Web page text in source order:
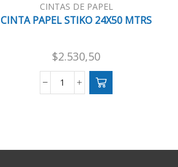
CINTAS DE PAPEL
CINTA PAPEL STIKO 24X50 MTRS
$2.530,50
CINTA
cantidad